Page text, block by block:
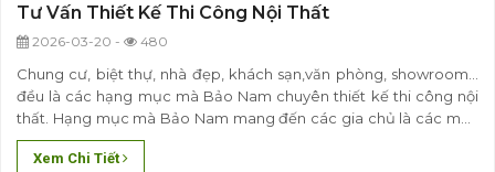
Tư Vấn Thiết Kế Thi Công Nội Thất
2026-03-20 - 480
Chung cư, biệt thự, nhà đẹp, khách sạn,văn phòng, showroom...
đều là các hạng mục mà Bảo Nam chuyên thiết kế thi công nội
thất. Hạng mục mà Bảo Nam mang đến các gia chủ là các mẫu
thiết kế nội thất, mẫu đồ nội thất theo các chất lượng khác nhau,
bất kế là về phương diện, không gian nào..
Xem Chi Tiết